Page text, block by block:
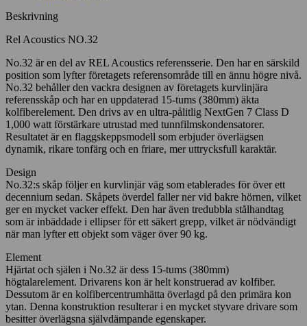
Beskrivning
Rel Acoustics NO.32
No.32 är en del av REL Acoustics referensserie. Den har en särskild
position som lyfter företagets referensområde till en ännu högre nivå.
No.32 behåller den vackra designen av företagets kurvlinjära
referensskåp och har en uppdaterad 15-tums (380mm) äkta
kolfiberelement. Den drivs av en ultra-pålitlig NextGen 7 Class D
1,000 watt förstärkare utrustad med tunnfilmskondensatorer.
Resultatet är en flaggskeppsmodell som erbjuder överlägsen
dynamik, rikare tonfärg och en friare, mer uttrycksfull karaktär.
Design
No.32:s skåp följer en kurvlinjär väg som etablerades för över ett
decennium sedan. Skåpets överdel faller ner vid bakre hörnen, vilket
ger en mycket vacker effekt. Den har även tredubbla stålhandtag
som är inbäddade i ellipser för ett säkert grepp, vilket är nödvändigt
när man lyfter ett objekt som väger över 90 kg.
Element
Hjärtat och själen i No.32 är dess 15-tums (380mm)
högtalarelement. Drivarens kon är helt konstruerad av kolfiber.
Dessutom är en kolfibercentrumhätta överlagd på den primära kon
ytan. Denna konstruktion resulterar i en mycket styvare drivare som
besitter överlägsna självdämpande egenskaper.